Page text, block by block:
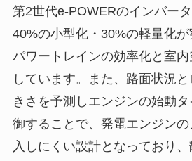
第2世代e-POWERのインバー
40%の小型化・30%の軽量化が
パワートレインの効率化と室
しています。また、路面状況
きさを予測しエンジンの始動
御することで、発電エンジン
入しにくい設計となっており